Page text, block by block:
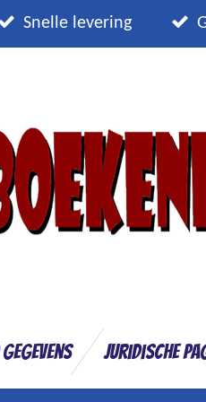
Snelle levering
Juridische